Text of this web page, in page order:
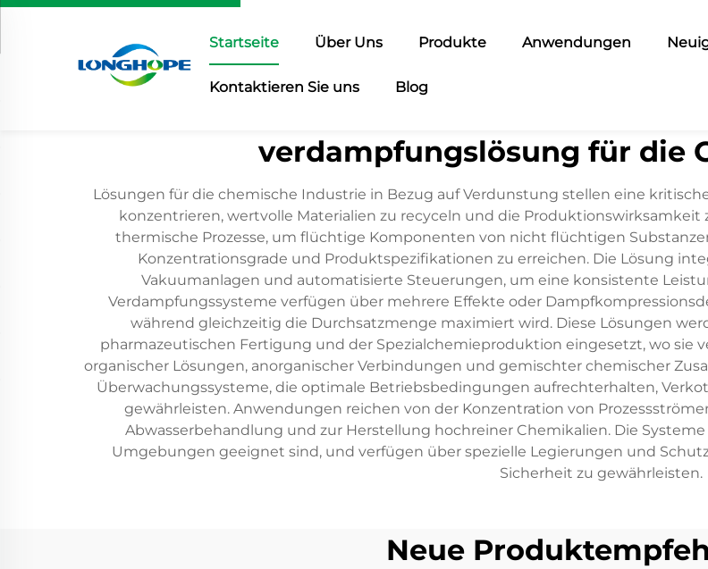
Startseite Über Uns Produkte Anwendungen
Kontaktieren Sie uns Blog
verdampfungslösung für die
Lösungen für die chemische Industrie in Bezug auf Verdunstung stellen eine
konzentrieren, wertvolle Materialien zu recyceln und die
thermische Prozesse, um flüchtige Komponenten von nicht flüchtigen
Konzentrationsgrade und Produktspezifikationen zu erreichen. Die Lösung
Vakuumanlagen und automatisierte Steuerungen, um eine konsistente
Verdampfungssysteme verfügen über mehrere Effekte oder
während gleichzeitig die Durchsatzmenge maximiert wird. Diese Lösungen
pharmazeutischen Fertigung und der Spezialchemieproduktion eingesetzt, wo sie
organischer Lösungen, anorganischer Verbindungen und gemischter chemischer
Überwachungssysteme, die optimale Betriebsbedingungen aufrechterhalten,
gewährleisten. Anwendungen reichen von der Konzentration von
Abwasserbehandlung und zur Herstellung hochreiner Chemikalien. Die
Umgebungen geeignet sind, und verfügen über spezielle Legierungen und
Sicherheit zu gewährleisten.
Neue